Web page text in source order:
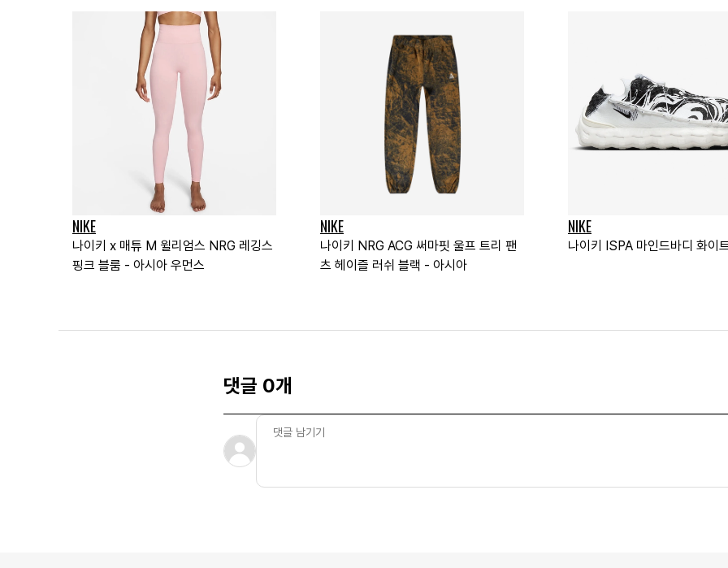
NIKE
나이키 x 매튜 M 윌리엄스 NRG 레깅스
핑크 블룸 - 아시아 우먼스
NIKE
나이키 NRG ACG 써마핏 울프 트리 팬
츠 헤이즐 러쉬 블랙 - 아시아
NIKE
나이키 ISPA 마인드바디 화이
댓글 0개